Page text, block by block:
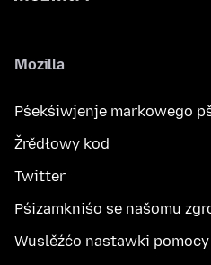
Mozilla
Pśekśiwjenje markowego
Žrědłowy kod
Twitter
Pśizamkniśo se našomu
Wuslěźćo nastawki pomocy